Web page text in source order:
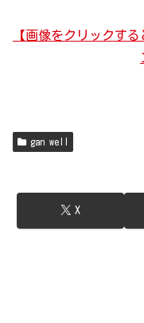
【画像をクリックす
gan well
X